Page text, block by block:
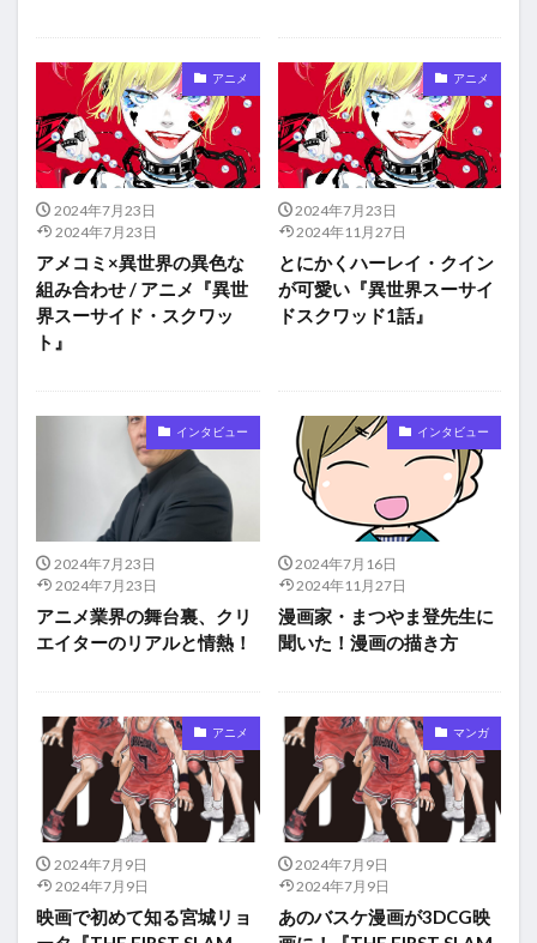
アニメ
2024年7月23日
2024年7月23日
アメコミ×異世界の異色な
組み合わせ / アニメ『異世
界スーサイド・スクワッ
ト』
アニメ
2024年7月23日
2024年11月27日
とにかくハーレイ・クイン
が可愛い『異世界スーサイ
ドスクワッド1話』
インタビュー
2024年7月23日
2024年7月23日
アニメ業界の舞台裏、クリ
エイターのリアルと情熱！
インタビュー
2024年7月16日
2024年11月27日
漫画家・まつやま登先生に
聞いた！漫画の描き方
アニメ
2024年7月9日
2024年7月9日
映画で初めて知る宮城リョ
マンガ
2024年7月9日
2024年7月9日
あのバスケ漫画が3DCG映